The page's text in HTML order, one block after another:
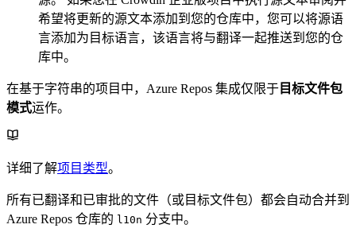
希望将更新的源文本添加到您的仓库中，您可以将源语
言添加为目标语言，该语言将与翻译一起推送到您的仓
库中。
在基于字符串的项目中，Azure Repos 集成仅限于 目标文件包
模式运作。
详细了解项目类型。
所有已翻译和已审批的文件（或目标文件包）都会自动合并到
Azure Repos 仓库的 l10n 分支中。